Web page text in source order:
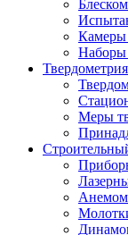
Камеры
Наборы
Твердометрия
Меры